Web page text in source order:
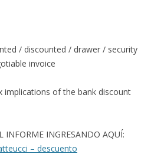
/ discounted / drawer / security
invoice
implications of the bank discount
INFORME INGRESANDO AQUÍ:
– descuento